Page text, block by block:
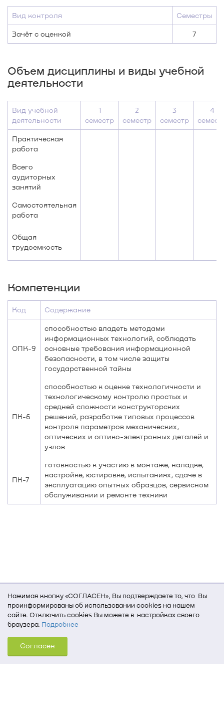
Нажимая кнопку «СОГЛАСЕН», Вы подтверждаете то, что Вы
проинформированы об использовании cookies на нашем
сайте. Отключить cookies Вы можете в настройках своего
браузера. Подробнее
Для того, чтобы мы могли качественно предоставить Вам
услуги, мы используем cookies, которые сохраняются
на Вашем компьютере (Сведения о местоположении; ip-адрес;
Согласен
Вид контроля Семестры
Зачёт с оценкой 7
Объем дисциплины и виды учебной
деятельности
Вид учебной
деятельности
1
семестр
2
семестр
3
семестр
4
Практическая
работа
Всего
аудиторных
занятий
Самостоятельная
работа
Общая
трудоемкость
Компетенции
Код Содержание
ОПК-9
способностью владеть методами
информационных технологий, соблюдать
основные требования информационной
безопасности, в том числе защиты
государственной тайны
ПК-6
способностью к оценке технологичности и
технологическому контролю простых и
средней сложности конструкторских
решений, разработке типовых процессов
контроля параметров механических,
оптических и оптико-электронных деталей и
узлов
ПК-7
готовностью к участию в монтаже, наладке,
настройке, юстировке, испытаниях, сдаче в
эксплуатацию опытных образцов, сервисном
обслуживании и ремонте техники